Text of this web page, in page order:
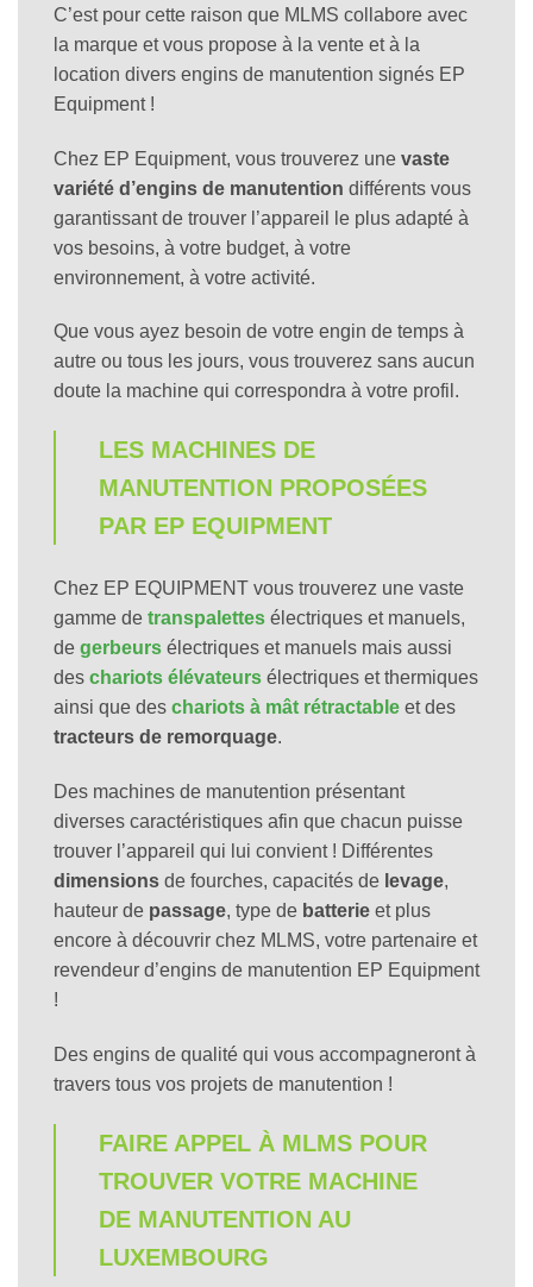
C’est pour cette raison que MLMS collabore avec
la marque et vous propose à la vente et à la
location divers engins de manutention signés EP
Equipment !
Chez EP Equipment, vous trouverez une vaste
variété d’engins de manutention différents vous
garantissant de trouver l’appareil le plus adapté à
vos besoins, à votre budget, à votre
environnement, à votre activité.
Que vous ayez besoin de votre engin de temps à
autre ou tous les jours, vous trouverez sans aucun
doute la machine qui correspondra à votre profil.
LES MACHINES DE
MANUTENTION PROPOSÉES
PAR EP EQUIPMENT
Chez EP EQUIPMENT vous trouverez une vaste
gamme de transpalettes électriques et manuels,
de gerbeurs électriques et manuels mais aussi
des chariots élévateurs électriques et thermiques
ainsi que des chariots à mât rétractable et des
tracteurs de remorquage.
Des machines de manutention présentant
diverses caractéristiques afin que chacun puisse
trouver l’appareil qui lui convient ! Différentes
dimensions de fourches, capacités de levage,
hauteur de passage, type de batterie et plus
encore à découvrir chez MLMS, votre partenaire et
revendeur d’engins de manutention EP Equipment
!
Des engins de qualité qui vous accompagneront à
travers tous vos projets de manutention !
FAIRE APPEL À MLMS POUR
TROUVER VOTRE MACHINE
DE MANUTENTION AU
LUXEMBOURG